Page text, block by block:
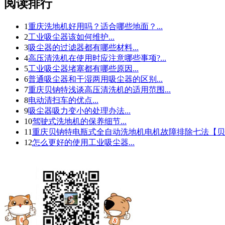
阅读排行
1重庆洗地机好用吗？适合哪些地面？...
2工业吸尘器该如何维护...
3吸尘器的过滤器都有哪些材料...
4高压清洗机在使用时应注意哪些事项?...
5工业吸尘器堵塞都有哪些原因...
6普通吸尘器和干湿两用吸尘器的区别...
7重庆贝钠特浅谈高压清洗机的适用范围...
8电动清扫车的优点...
9吸尘器吸力变小的处理办法...
10驾驶式洗地机的保养细节...
11重庆贝钠特电瓶式全自动洗地机电机故障排除七法【
12怎么更好的使用工业吸尘器...